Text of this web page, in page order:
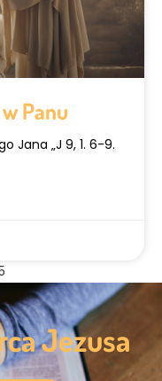
Panu
Jana „J 9, 1. 6-9.
Jezusa